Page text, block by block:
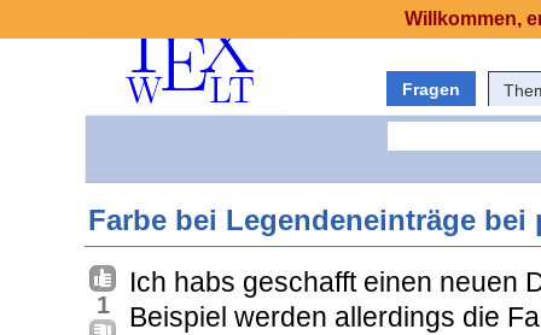
Fragen
Farbe bei Legendeneinträge bei
1
Ich habs geschafft einen neuen
Beispiel werden allerdings die
Willkommen,